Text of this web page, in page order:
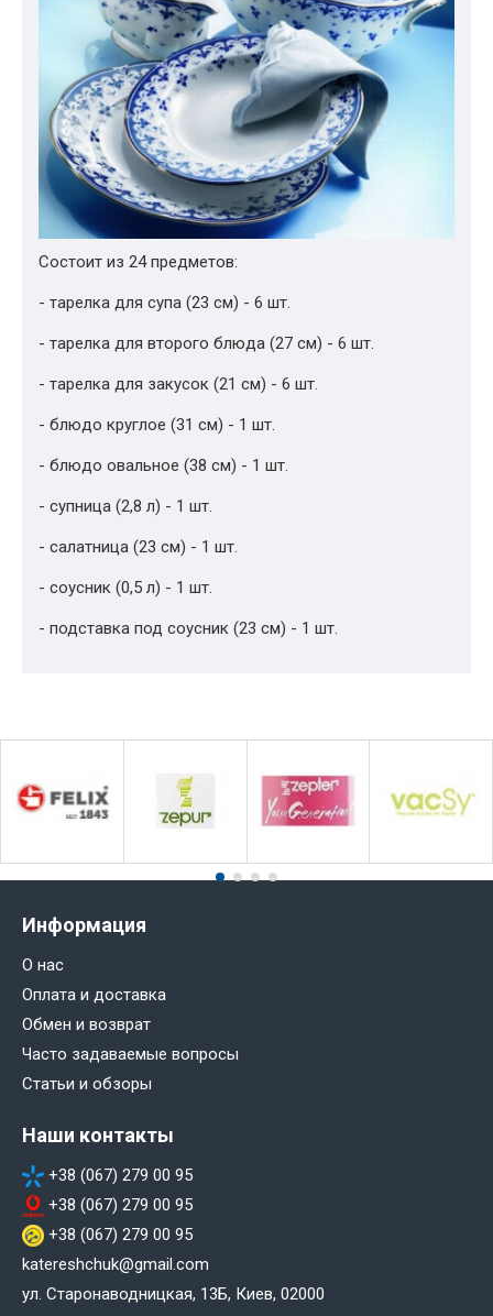
Состоит из 24 предметов:
- тарелка для супа (23 см) - 6 шт.
- тарелка для второго блюда (27 см) - 6 шт.
- тарелка для закусок (21 см) - 6 шт.
- блюдо круглое (31 см) - 1 шт.
- блюдо овальное (38 см) - 1 шт.
- супница (2,8 л) - 1 шт.
- салатница (23 см) - 1 шт.
- соусник (0,5 л) - 1 шт.
- подставка под соусник (23 см) - 1 шт.
Информация
О нас
Оплата и доставка
Обмен и возврат
Часто задаваемые вопросы
Статьи и обзоры
Наши контакты
+38 (067) 279 00 95
+38 (067) 279 00 95
+38 (067) 279 00 95
katereshchuk@gmail.com
ул. Старонаводницкая, 13Б, Киев, 02000